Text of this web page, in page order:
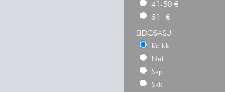
41-50 €
51- €
SIDOSASU
Kaikki
Nid
Skp
Skk